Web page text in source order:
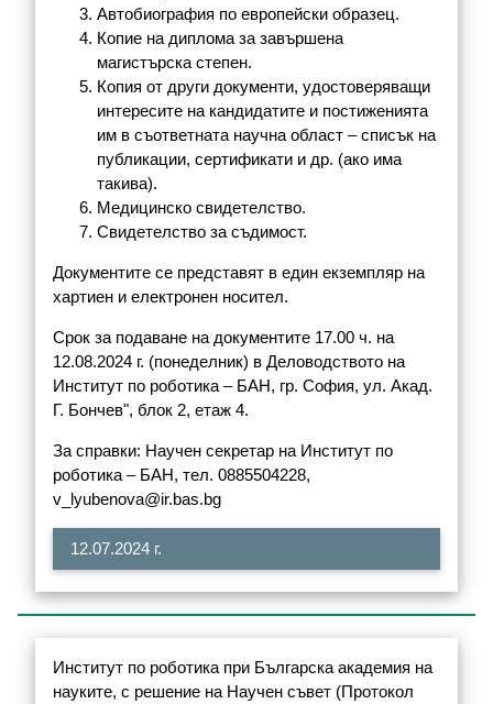
Автобиография по европейски образец.
Копие на диплома за завършена
магистърска степен.
Копия от други документи, удостоверяващи
интересите на кандидатите и постиженията
им в съответната научна област – списък на
публикации, сертификати и др. (ако има
такива).
Медицинско свидетелство.
Свидетелство за съдимост.
Документите се представят в един екземпляр на
хартиен и електронен носител.
Срок за подаване на документите 17.00 ч. на
12.08.2024 г. (понеделник) в Деловодството на
Институт по роботика – БАН, гр. София, ул. Акад.
Г. Бончев", блок 2, етаж 4.
За справки: Научен секретар на Институт по
роботика – БАН, тел. 0885504228,
v_lyubenova@ir.bas.bg
12.07.2024 г.
Институт по роботика при Българска академия на
науките, с решение на Научен съвет (Протокол